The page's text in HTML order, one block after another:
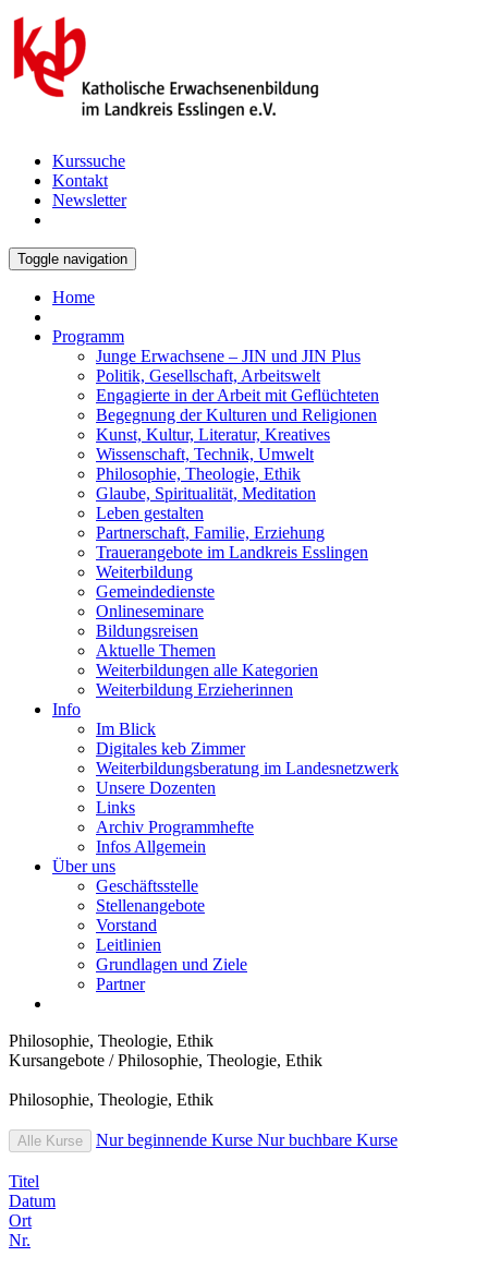
Kurssuche
Kontakt
Newsletter
Toggle navigation
Home
Programm
Junge Erwachsene – JIN und JIN Plus
Politik, Gesellschaft, Arbeitswelt
Engagierte in der Arbeit mit Geflüchteten
Begegnung der Kulturen und Religionen
Kunst, Kultur, Literatur, Kreatives
Wissenschaft, Technik, Umwelt
Philosophie, Theologie, Ethik
Glaube, Spiritualität, Meditation
Leben gestalten
Partnerschaft, Familie, Erziehung
Trauerangebote im Landkreis Esslingen
Weiterbildung
Gemeindedienste
Onlineseminare
Bildungsreisen
Aktuelle Themen
Weiterbildungen alle Kategorien
Weiterbildung Erzieherinnen
Info
Im Blick
Digitales keb Zimmer
Weiterbildungsberatung im Landesnetzwerk
Unsere Dozenten
Links
Archiv Programmhefte
Infos Allgemein
Über uns
Geschäftsstelle
Stellenangebote
Vorstand
Leitlinien
Grundlagen und Ziele
Partner
Philosophie, Theologie, Ethik
Kursangebote /Philosophie, Theologie, Ethik
Philosophie, Theologie, Ethik
Alle Kurse Nur beginnende Kurse Nur buchbare Kurse
Titel
Datum
Ort
Nr.